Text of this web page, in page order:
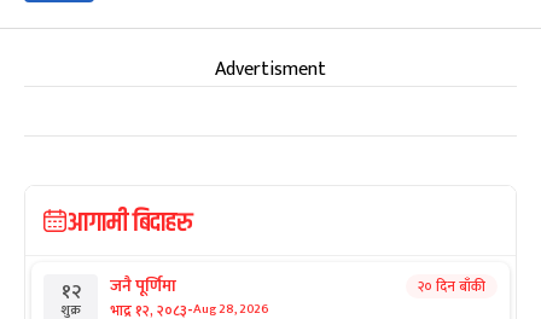
Advertisment
आगामी बिदाहरु
१२
शुक्र
जनै पूर्णिमा
भाद्र १२, २०८३-Aug 28, 2026
२० दिन बाँकी